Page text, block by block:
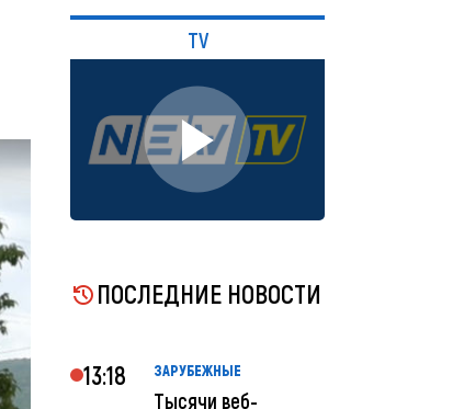
TV
ПОСЛЕДНИЕ НОВОСТИ
13:18 ЗАРУБЕЖНЫЕ
Тысячи веб-